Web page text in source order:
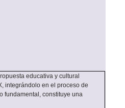
educativa y cultural
integrándolo en el proceso de
fundamental, constituye una